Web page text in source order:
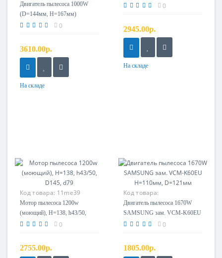
Двигатель пылесоса 1000W
(D=144мм, H=167мм)
AMETEK-061300501,
0
3610.00р.
На складе
H=106мм)
0
2945.00р.
На складе
Код товара: 11me39
Мотор пылесоса 1200w
(моющий), H=138, h43/50,
D145, d79
0
2755.00р.
Код товара:
VC072672AFW
Двигатель пылесоса 1670W
SAMSUNG зам. VCM-K60EU
H=110мм, D=121мм
0
1805.00р.